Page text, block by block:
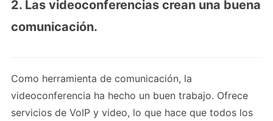
2. Las videoconferencias crean una buena
comunicación.
Como herramienta de comunicación, la
videoconferencia ha hecho un buen trabajo. Ofrece
servicios de VoIP y video, lo que hace que todos los